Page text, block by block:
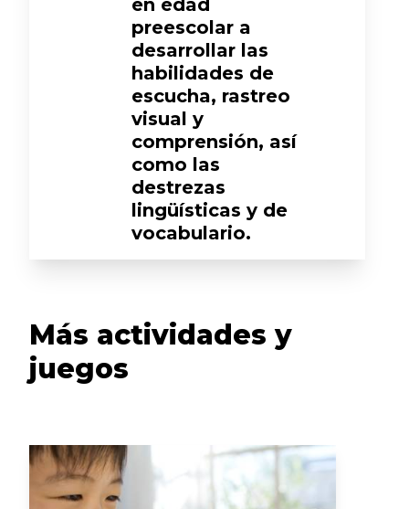
en edad
preescolar a
desarrollar las
habilidades de
escucha, rastreo
visual y
comprensión, así
como las
destrezas
lingüísticas y de
vocabulario.
Más actividades y
juegos